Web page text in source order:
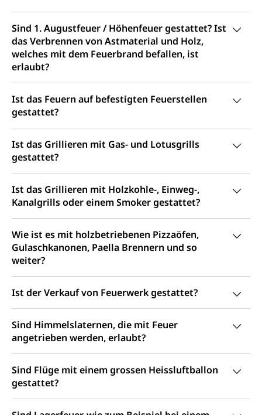
Sind 1. Augustfeuer / Höhenfeuer gestattet? Ist
das Verbrennen von Astmaterial und Holz,
welches mit dem Feuerbrand befallen, ist
erlaubt?
Ist das Feuern auf befestigten Feuerstellen
gestattet?
Ist das Grillieren mit Gas- und Lotusgrills
gestattet?
Ist das Grillieren mit Holzkohle-, Einweg-,
Kanalgrills oder einem Smoker gestattet?
Wie ist es mit holzbetriebenen Pizzaöfen,
Gulaschkanonen, Paella Brennern und so
weiter?
Ist der Verkauf von Feuerwerk gestattet?
Sind Himmelslaternen, die mit Feuer
angetrieben werden, erlaubt?
Sind Flüge mit einem grossen Heissluftballon
gestattet?
leistungsabhängige Schwerverkehrsabgabe,
Langsamverkehr, Transportmittel, Auto, Motorrad,
Individualverkehr
zentras (Betrieb und Unterhalt LU, OW, NW,
Kantonsstrassen
Persönliches
Zivilstand
Geburt, Heirat, Ehe, Partnerschaft, Tod,
Zivilstandsamt, Zivilstandsregiste
Adoptivkind, Adoptiveltern, Adoptionsvermittlung,
Adoptionsverfahren, elterliche Gewalt, elterliche
Sorge
Adoption
Aufenthaltsbewilligungen
Niederlassungsbewilligung, Aufenthalt,
Niederlassung, Wohnsitz
Amt für Migration
Ausweise und Bescheinigungen
Reisepass, Identitätskarte, Visum, Geburtsurkunde
Jagdausweis, Fischereiausweis
Strafregisterauszug bestellen
Waffen, Sprengstoffe und Pyrotechnik
Reisepass, Identitätskarte
Einbürgerung
Nationalität, Staatsangehörigkeit,
Staatsbürgerschaft, Bürgerrecht, Erwerb des
Bürgerrechts, Verlust des Bürgerrechts,
Einbürgerungsverfahren